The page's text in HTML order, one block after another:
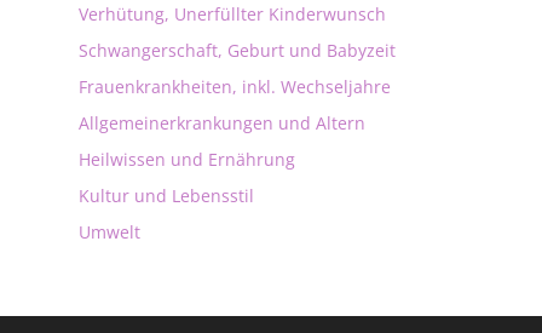
Verhütung, Unerfüllter Kinderwunsch
Schwangerschaft, Geburt und Babyzeit
Frauenkrankheiten, inkl. Wechseljahre
Allgemeinerkrankungen und Altern
Heilwissen und Ernährung
Kultur und Lebensstil
Umwelt